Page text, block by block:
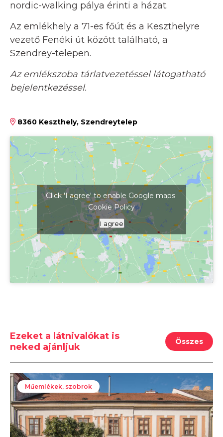
nordic-walking pálya érinti a házat.
Az emlékhely a 71-es főút és a Keszthelyre
vezető Fenéki út között található, a
Szendrey-telepen.
Az emlékszoba tárlatvezetéssel látogatható
bejelentkezéssel.
8360 Keszthely, Szendreytelep
Kattints ide a térkép megjelenítéséhez
Click 'I agree' to enable Google maps
Cookie Policy
I agree
Ezeket a látnivalókat is
neked ajánljuk
Összes
Műemlékek, szobrok